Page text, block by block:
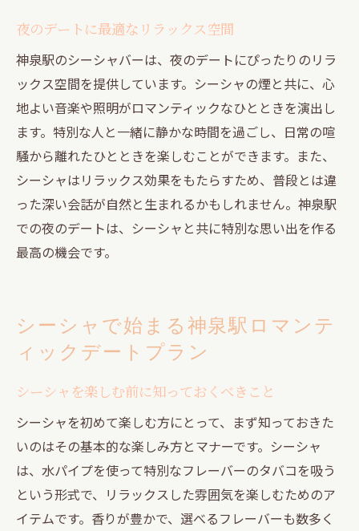
夜のデートに最適なリラックス空間
神泉駅のシーシャバーは、夜のデートにぴったりのリラ
ックス空間を提供しています。シーシャの煙と共に、心
地よい音楽や照明がロマンティックなひとときを演出し
ます。特別な人と一緒に静かな時間を過ごし、日常の喧
騒から離れたひとときを楽しむことができます。また、
シーシャはリラックス効果をもたらすため、普段とは違
った深い会話が自然と生まれるかもしれません。神泉駅
での夜のデートは、シーシャと共に特別な思い出を作る
最高の機会です。
シーシャで始まる神泉駅ロマンテ
ィックデートプラン
シーシャを楽しむ前に知っておくべきこと
シーシャを初めて楽しむ方にとって、まず知っておきた
いのはその基本的な楽しみ方とマナーです。シーシャ
は、水パイプを使って特別なフレーバーのタバコを吸う
という形式で、リラックスした雰囲気を楽しむためのア
イテムです。香りが豊かで、選べるフレーバーも数多く